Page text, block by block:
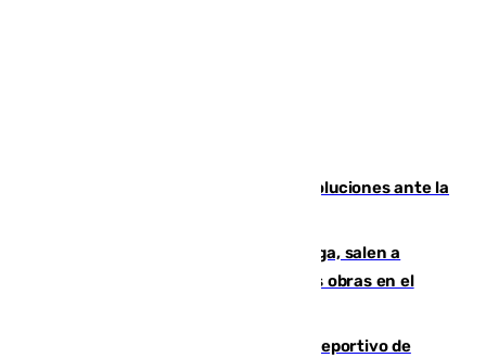
Más de 15.000 ceutíes claman por soluciones ante la
Los vecinos de Pedregalejo en Málaga, salen a
protestar en contra del resultado de las obras en el
Un incendio en un local del puerto deportivo de